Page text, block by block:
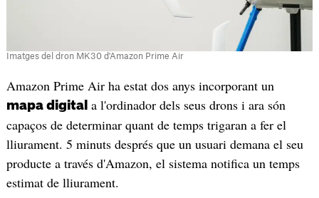
Imatges del dron MK30 d'Amazon Prime Air
Amazon Prime Air ha estat dos anys incorporant un
mapa digital a l'ordinador dels seus drons i ara són
capaços de determinar quant de temps trigaran a fer el
lliurament. 5 minuts després que un usuari demana el seu
producte a través d'Amazon, el sistema notifica un temps
estimat de lliurament.